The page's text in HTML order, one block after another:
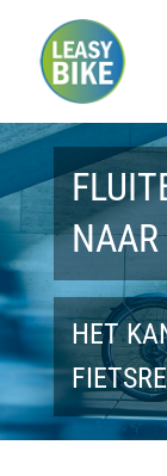
Home
Werknemers
Werkgevers
Privé lease
Modellen
NAAR
HET